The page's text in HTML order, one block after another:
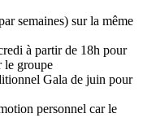
semaines) sur la même
à partir de 18h pour
le groupe
Gala de juin pour
personnel car le